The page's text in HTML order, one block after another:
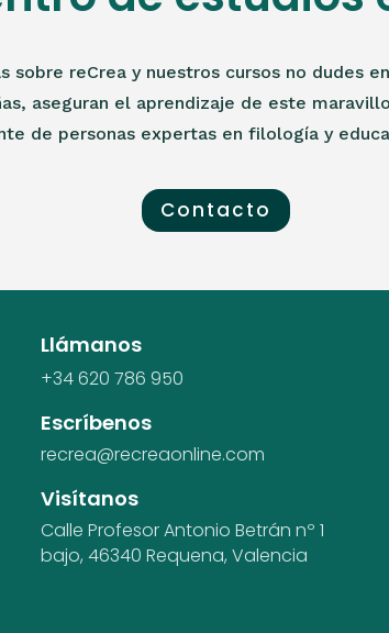
sobre reCrea y nuestros cursos no dudes
aseguran el aprendizaje de este
de personas expertas en filología y
Contacto
Llámanos
+34 620 786 950
Escríbenos
recrea@recreaonline.com
Visítanos
Calle Profesor Antonio Betrán nº 1
bajo, 46340 Requena, Valencia